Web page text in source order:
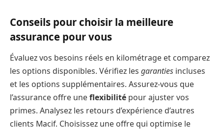
Conseils pour choisir la meilleure
assurance pour vous
Évaluez vos besoins réels en kilométrage et comparez
les options disponibles. Vérifiez les garanties incluses
et les options supplémentaires. Assurez-vous que
l’assurance offre uneflexibilité pour ajuster vos
primes. Analysez les retours d’expérience d’autres
clients Macif. Choisissez une offre qui optimise le